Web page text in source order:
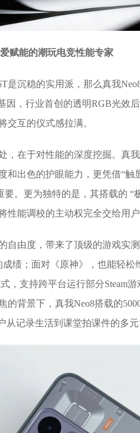
赋能的潮玩电竞性能专家
是沉稳的实用派，那么真我
因，行业首创的透明RGB光效
交互的仪式感拉满。
，在于对性能的深度挖掘。真
和出色的护眼能力，更凭借“
要。更为独特的是，其搭载的
性能调校的主动权完全交给用
自由度，带来了顶级的游戏实
成绩；面对《原神》，也能轻
，支持跨平台运行部分Steam
的背景下，真我Neo8搭载的
从记录生活到课堂拍课件的多元